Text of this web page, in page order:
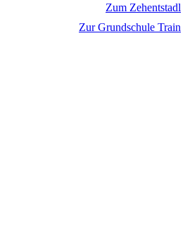
Zum Zehentstadl
Zur Grundschule Train